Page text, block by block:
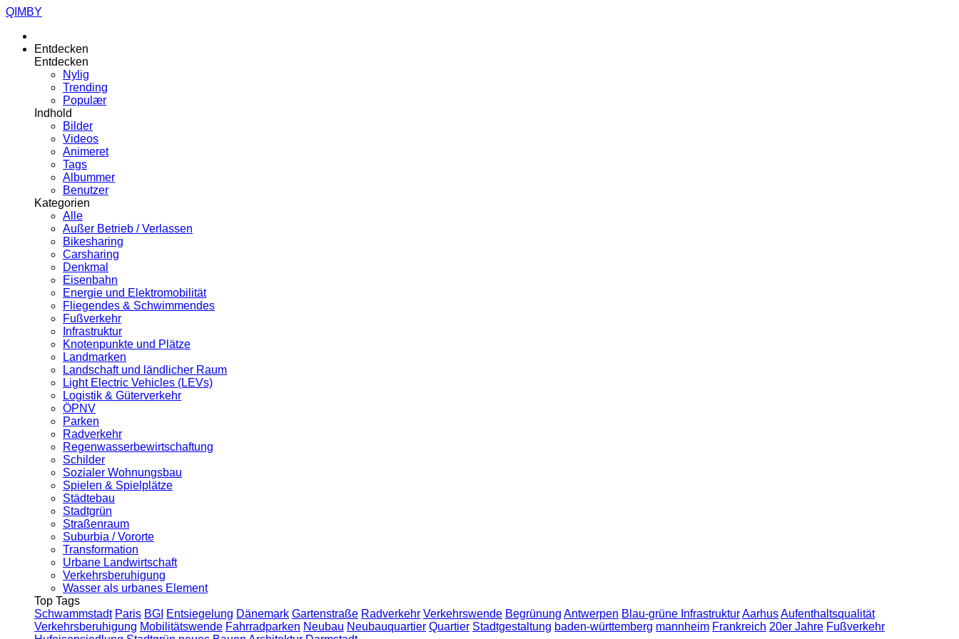
QIMBY
Entdecken
Entdecken
Nylig
Trending
Populær
Indhold
Bilder
Videos
Animeret
Tags
Albummer
Benutzer
Kategorien
Alle
Außer Betrieb / Verlassen
Bikesharing
Carsharing
Denkmal
Eisenbahn
Energie und Elektromobilität
Fliegendes & Schwimmendes
Fußverkehr
Infrastruktur
Knotenpunkte und Plätze
Landmarken
Landschaft und ländlicher Raum
Light Electric Vehicles (LEVs)
Logistik & Güterverkehr
ÖPNV
Parken
Radverkehr
Regenwasserbewirtschaftung
Schilder
Sozialer Wohnungsbau
Spielen & Spielplätze
Städtebau
Stadtgrün
Straßenraum
Suburbia / Vororte
Transformation
Urbane Landwirtschaft
Verkehrsberuhigung
Wasser als urbanes Element
Top Tags
Schwammstadt Paris BGI Entsiegelung Dänemark Gartenstraße Radverkehr Verkehrswende Begrünung Antwerpen Blau-grüne InfrastrukturAarhusAufenthaltsqualität
Verkehrsberuhigung Mobilitätswende Fahrradparken Neubau Neubauquartier Quartier Stadtgestaltung baden-württemberg mannheim Frankreich 20er Jahre Fußverkehr